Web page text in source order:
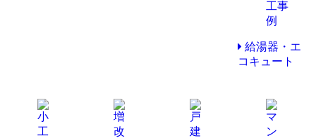
給湯器・エ
コキュート